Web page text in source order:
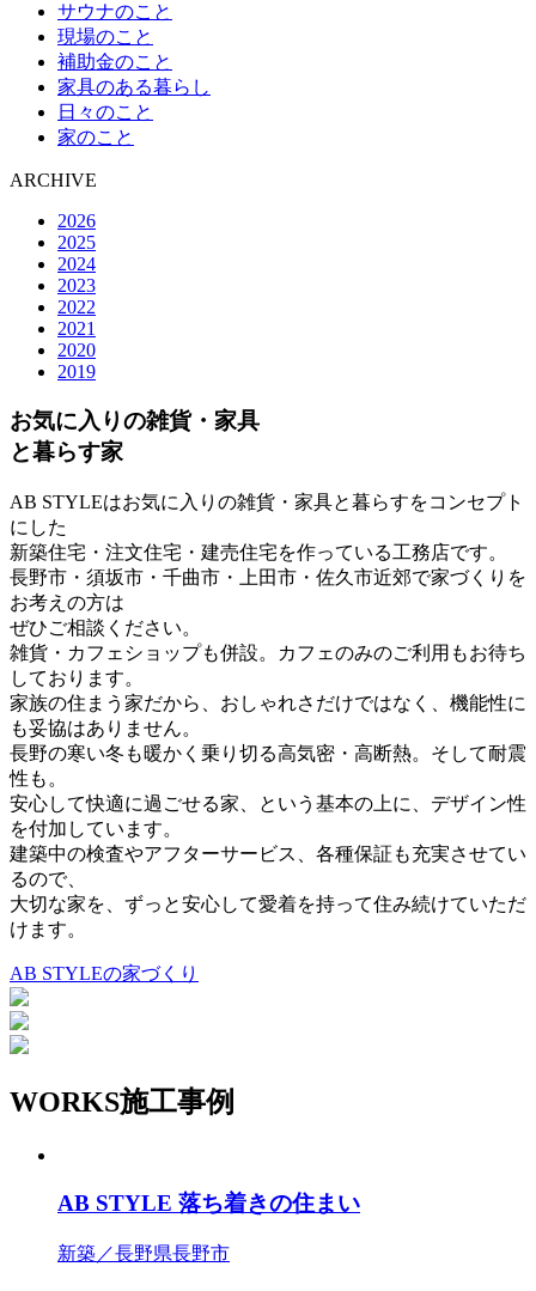
サウナのこと
現場のこと
補助金のこと
家具のある暮らし
日々のこと
家のこと
ARCHIVE
2026
2025
2024
2023
2022
2021
2020
2019
お気に入りの雑貨・家具
と暮らす家
AB STYLEはお気に入りの雑貨・家具と暮らすをコンセプト
にした
新築住宅・注文住宅・建売住宅を作っている工務店です。
長野市・須坂市・千曲市・上田市・佐久市近郊で家づくりを
お考えの方は
ぜひご相談ください。
雑貨・カフェショップも併設。カフェのみのご利用もお待ち
しております。
家族の住まう家だから、おしゃれさだけではなく、機能性に
も妥協はありません。
長野の寒い冬も暖かく乗り切る高気密・高断熱。そして耐震
性も。
安心して快適に過ごせる家、という基本の上に、デザイン性
を付加しています。
建築中の検査やアフターサービス、各種保証も充実させてい
るので、
大切な家を、ずっと安心して愛着を持って住み続けていただ
けます。
AB STYLEの家づくり
WORKS施工事例
AB STYLE 落ち着きの住まい
新築／長野県長野市